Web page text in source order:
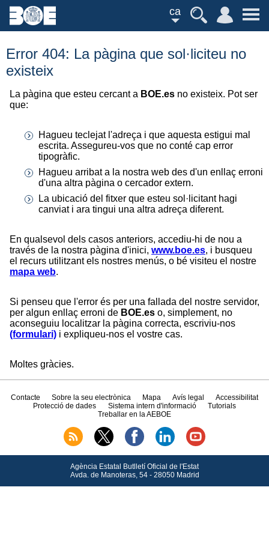
ca
Error 404: La pàgina que sol·liciteu no
existeix
La pàgina que esteu cercant a BOE.es no existeix. Pot ser
que:
Hagueu teclejat l'adreça i que aquesta estigui mal
escrita. Assegureu-vos que no conté cap error
tipogràfic.
Hagueu arribat a la nostra web des d'un enllaç erroni
d'una altra pàgina o cercador extern.
La ubicació del fitxer que esteu sol·licitant hagi
canviat i ara tingui una altra adreça diferent.
En qualsevol dels casos anteriors, accediu-hi de nou a
través de la nostra pàgina d'inici, www.boe.es, i busqueu
el recurs utilitzant els nostres menús, o bé visiteu el nostre
mapa web.
Si penseu que l'error és per una fallada del nostre servidor,
per algun enllaç erroni de BOE.es o, simplement, no
aconseguiu localitzar la pàgina correcta, escriviu-nos
(formulari) i expliqueu-nos el vostre cas.
Moltes gràcies.
Contacte Sobre la seu electrònica Mapa Avís legal
Accessibilitat
Protecció de dades
Sistema intern d'informació
Tutorials
Treballar en la AEBOE
Agència Estatal Butlletí Oficial de l'Estat
Avda.de Manoteras, 54 - 28050 Madrid